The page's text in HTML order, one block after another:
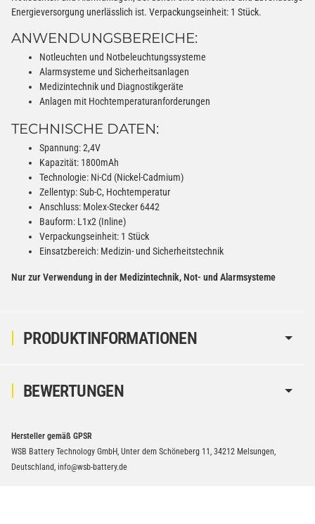
PRODUKTINFORMATIONEN
Energieversorgung unerlässlich ist. Verpackungseinheit: 1 Stück.
ANWENDUNGSBEREICHE:
Notleuchten und Notbeleuchtungssysteme
Alarmsysteme und Sicherheitsanlagen
Medizintechnik und Diagnostikgeräte
Anlagen mit Hochtemperaturanforderungen
TECHNISCHE DATEN:
Spannung: 2,4V
Kapazität: 1800mAh
Technologie: Ni-Cd (Nickel-Cadmium)
Zellentyp: Sub-C, Hochtemperatur
Anschluss: Molex-Stecker 6442
Bauform: L1x2 (Inline)
Verpackungseinheit: 1 Stück
Einsatzbereich: Medizin- und Sicherheitstechnik
Nur zur Verwendung in der Medizintechnik, Not- und Alarmsysteme
BEWERTUNGEN
Hersteller gemäß GPSR
WSB Battery Technology GmbH, Unter dem Schöneberg 11, 34212 Melsungen,
Deutschland, info@wsb-battery.de